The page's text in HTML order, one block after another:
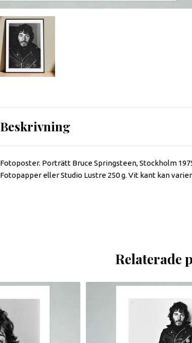
Beskrivning
Fotoposter. Porträtt Bruce Springsteen, Stockholm
Fotopapper eller Studio Lustre 250 g. Vit kant kan
Relaterade